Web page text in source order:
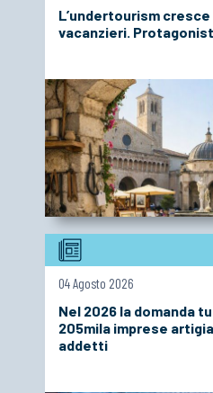
L’undertourism cresce
vacanzieri.
04 Agosto 2026
Nel 2026 la domanda
205mila imprese
addetti